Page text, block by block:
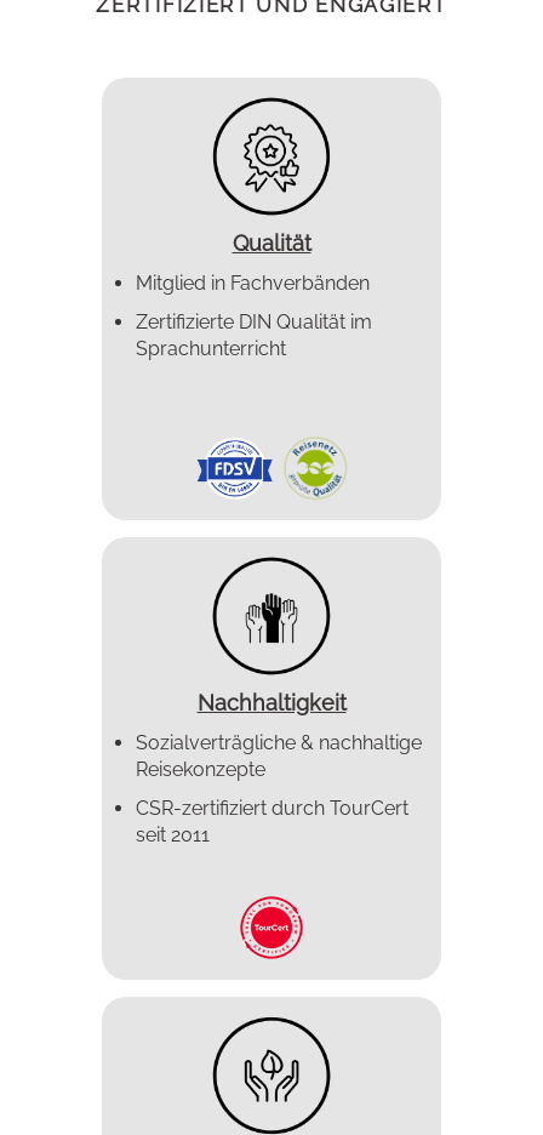
Qualität
Mitglied in Fachverbänden
Zertifizierte DIN Qualität im
Sprachunterricht
Nachhaltigkeit
Sozialverträgliche & nachhaltige
Reisekonzepte
CSR-zertifiziert durch TourCert
seit 2011